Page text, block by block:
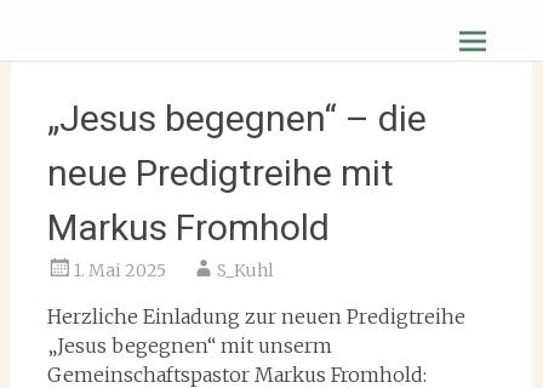
Christus Zuerst Gemeinde Hüttenberg
„Jesus begegnen“ – die
neue Predigtreihe mit
Markus Fromhold
1. Mai 2025 S_Kuhl
Herzliche Einladung zur neuen Predigtreihe
„Jesus begegnen“ mit unserm
Gemeinschaftspastor Markus Fromhold: